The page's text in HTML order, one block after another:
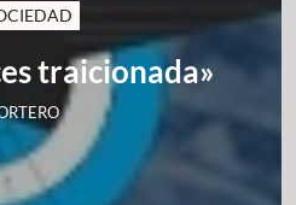
traicionada»